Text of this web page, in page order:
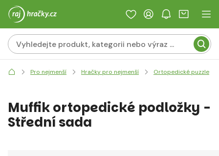
Pro nejmenší Hračky pro nejmenší Ortopedické puzzle
Muffik ortopedické podložky -
Střední sada